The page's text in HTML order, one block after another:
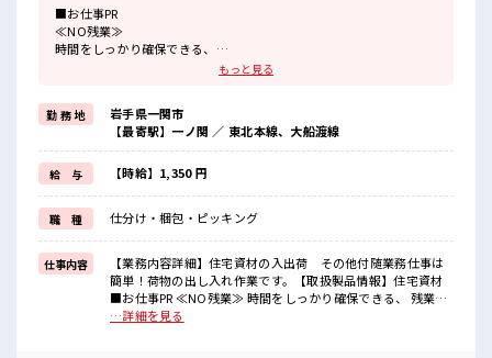
■お仕事PR
≪NO残業≫
時間をしっかり確保できる、
≪土日祝休のお仕事≫
家族や友人と一緒にプライベート満喫！
≪ヘアカラーOKで自由な雰囲気の職場≫
明るすぎたり奇抜でなければ基本的に自由！
(規定有)≪動きやすい制服アリ≫
制服があるので、
毎日の服装の悩み解消♪
≪自分に合った期間で働ける≫
福利厚生が整った派遣のお仕事です！
■職場の雰囲気
明るすぎたり奇抜過ぎなければヘアカラーOK！
休憩時間にゆっくりできるスペース完備！
もっと見る
勤 務 地
岩手県一関市
【最寄駅】一ノ関 ／ 東北本線、大船渡線
給 与 【時給】1,350 円
職 種 仕分け・梱包・ピッキング
仕事内容
【業務内容詳細】住宅資材の入出荷 その他付随業務仕事は
簡単！荷物の出し入れ作業です。【取扱製品情報】住宅資材
■お仕事PR ≪NO残業≫ 時間をしっかり確保できる、 残業基
本ナシのお仕事♪ オンとオフをきっちり切り替えたい方にオ
…詳細を見る